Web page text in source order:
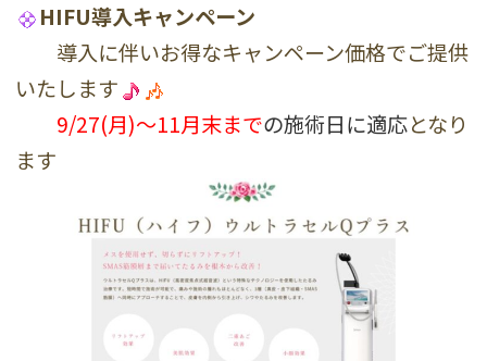
HIFU導入キャンペーン
導入に伴いお得なキャンペーン価格でご提供
いたします
9/27(月)〜11月末までの施術日に適応となり
ます